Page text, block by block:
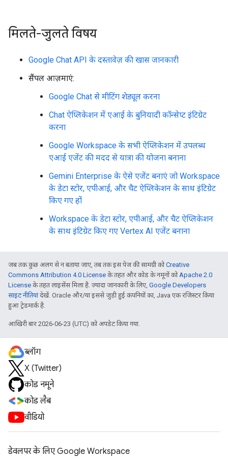
मिलते-जुलते विषय
Google Chat API के दस्तावेज़ की खास जानकारी
सैंपल आज़माएं:
Google Chat से मीटिंग शेड्यूल करना
Chat ऐप्लिकेशन में एआई के बुनियादी कॉन्सेप्ट इंटिग्रेट
करना
Google Workspace के सभी ऐप्लिकेशन में उपलब्ध
एआई एजेंट की मदद से यात्रा की योजना बनाना
Gemini Enterprise के ऐसे एजेंट बनाएं जो Workspace
के डेटा स्टोर, एपीआई, और चैट ऐप्लिकेशन के साथ इंटिग्रेट
किए गए हों
Workspace के डेटा स्टोर, एपीआई, और चैट ऐप्लिकेशन
के साथ इंटिग्रेट किए गए Vertex AI एजेंट बनाना
जब तक कुछ अलग से न बताया जाए, तब तक इस पेज की सामग्री कोCreative
Commons Attribution 4.0 License के तहत और कोड के नमूनों कोApache 2.0
License के तहत लाइसेंस मिला है. ज़्यादा जानकारी के लिए, Google Developers
साइट नीतियांदेखें. Oracle और/या इससे जुड़ी हुई कंपनियों का, Java एक रजिस्टर किया
हुआ ट्रेडमार्क है.
आखिरी बार 2026-06-23 (UTC) को अपडेट किया गया.
ब्लॉग
X (Twitter)
कोड नमूने
कोड लैब
वीडियो
डेवलपर के लिए Google Workspace